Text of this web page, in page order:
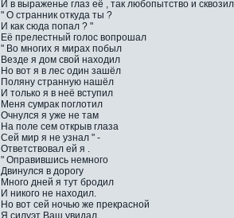
И в выраженье глаз её , так любопытство и
" О странник откуда ты ?
И как сюда попал ? "
Её прелестный голос вопрошал
" Во многих я мирах побыл
Везде я дом свой находил
Но вот я в лес один зашёл
Поляну странную нашёл
И только я в неё вступил
Меня сумрак поглотил
Очнулся я уже не там
На поле сем открыв глаза
Сей мир я не узнал " -
Ответствовал ей я .
" Оправившись немного
Двинулся в дорогу
Много дней я тут бродил
И никого не находил.
Но вот сей ночью же прекрасной
Я силуэт Ваш увидал